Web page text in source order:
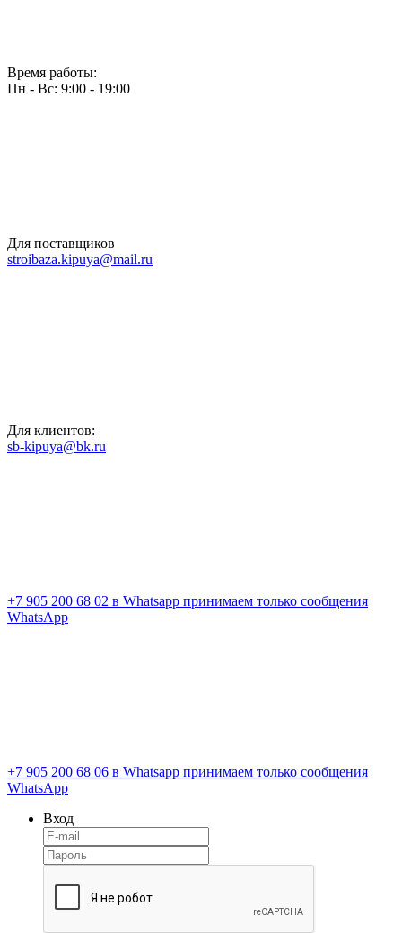
Время работы:
Пн - Вс: 9:00 - 19:00
Для поставщиков
stroibaza.kipuya@mail.ru
Для клиентов:
sb-kipuya@bk.ru
+7 905 200 68 02 в Whatsapp принимаем только сообщения
WhatsApp
+7 905 200 68 06 в Whatsapp принимаем только сообщения
WhatsApp
Вход